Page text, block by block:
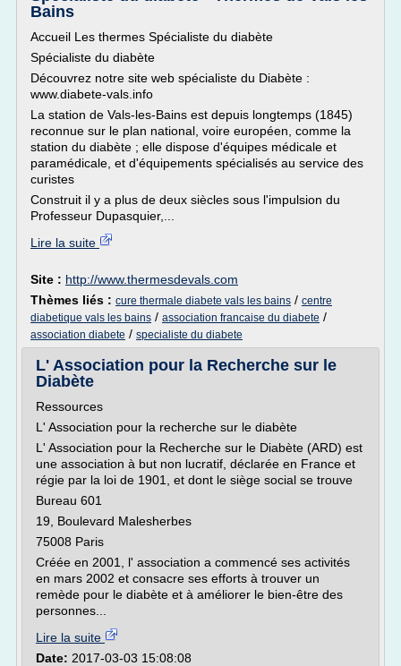
Bains
Accueil Les thermes Spécialiste du diabète
Spécialiste du diabète
Découvrez notre site web spécialiste du Diabète :
www.diabete-vals.info
La station de Vals-les-Bains est depuis longtemps (1845)
reconnue sur le plan national, voire européen, comme la
station du diabète ; elle dispose d'équipes médicale et
paramédicale, et d'équipements spécialisés au service des
curistes
Construit il y a plus de deux siècles sous l'impulsion du
Professeur Dupasquier,...
Lire la suite
Site : http://www.thermesdevals.com
Thèmes liés : cure thermale diabete vals les bains / centre
diabetique vals les bains / association francaise du diabete /
association diabete / specialiste du diabete
L' Association pour la Recherche sur le
Diabète
Ressources
L' Association pour la recherche sur le diabète
L' Association pour la Recherche sur le Diabète (ARD) est
une association à but non lucratif, déclarée en France et
régie par la loi de 1901, et dont le siège social se trouve
Bureau 601
19, Boulevard Malesherbes
75008 Paris
Créée en 2001, l' association a commencé ses activités
en mars 2002 et consacre ses efforts à trouver un
remède pour le diabète et à améliorer le bien-être des
personnes...
Lire la suite
Date: 2017-03-03 15:08:08